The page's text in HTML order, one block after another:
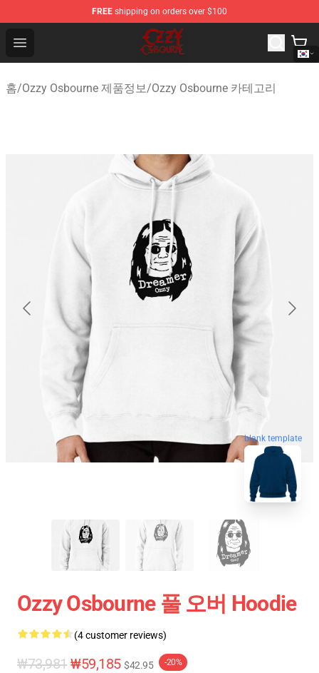
FREE shipping on orders over $100
Open menu
Ozzy Osbourne Store - Official Ozzy Osbourne
홈/Ozzy Osbourne 제품정보/Ozzy Osbourne 카테고리
blank template
Ozzy Osbourne 풀 오버 Hoodie
(4 customer reviews)
₩73,981 ₩59,185 $42.95 -20%